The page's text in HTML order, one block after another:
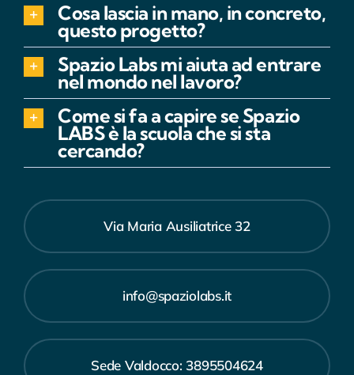
Cosa lascia in mano, in concreto,
questo progetto?
Spazio Labs mi aiuta ad entrare
nel mondo nel lavoro?
Come si fa a capire se Spazio
LABS è la scuola che si sta
cercando?
Via Maria Ausiliatrice 32
info@spaziolabs.it
Sede Valdocco: 3895504624